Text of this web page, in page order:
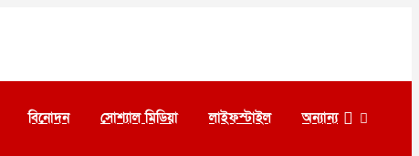
বিনোদন সোশ্যাল মিডিয়া লাইফস্টাইল অন্যান্য